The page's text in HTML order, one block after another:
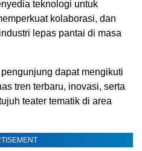
teknologi untuk
kolaborasi, dan
lepas pantai di masa
dapat mengikuti
tren terbaru, inovasi, serta
teater tematik di area